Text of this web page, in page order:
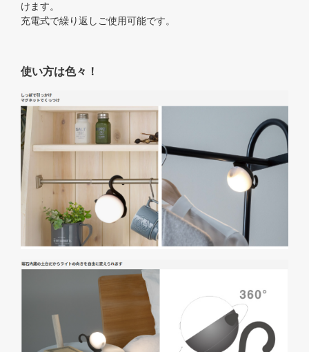
けます。
充電式で繰り返しご使用可能です。
使い方は色々！